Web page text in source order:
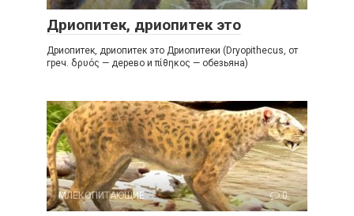
Дриопитек, дриопитек это
Дриопитек, дриопитек это Дриопитеки (Dryopithecus, от
греч. δρυός — дерево и πίθηκος — обезьяна)
МЛЕКОПИТАЮЩИЕ 0